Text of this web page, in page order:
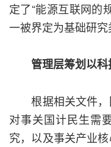
定了“能源互联网的
一被界定为基础研究
管理层筹划以
根据相关文件，
对事关国计民生需
究，以及事关产业